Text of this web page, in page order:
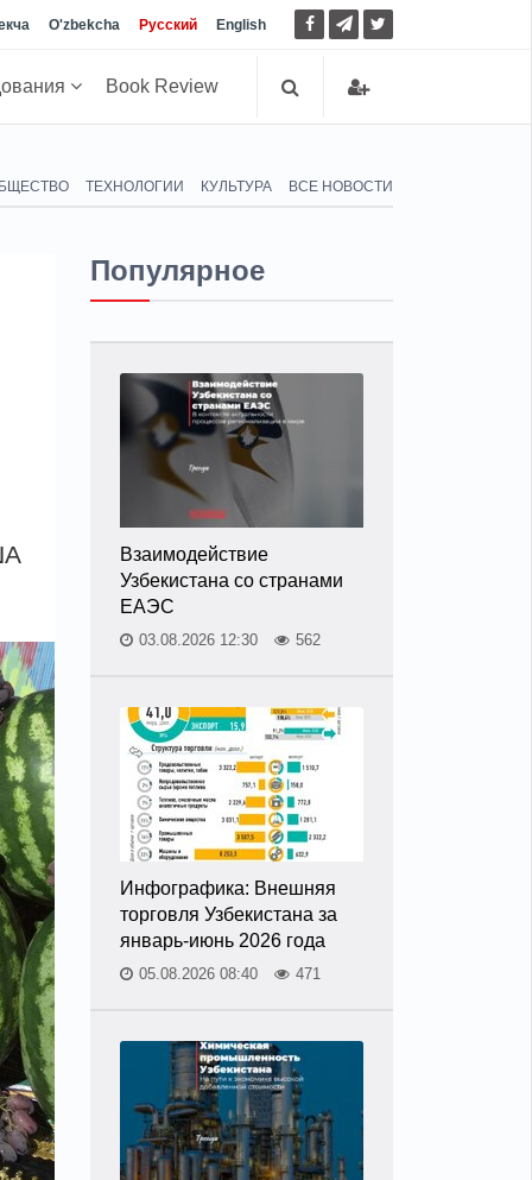
O'zbekcha Русский English
Book Review
ТЕХНОЛОГИИ КУЛЬТУРА ВСЕ НОВОСТИ
Популярное
Взаимодействие
Узбекистана со странами
ЕАЭС
03.08.2026 12:30 562
Инфографика: Внешняя
торговля Узбекистана за
январь-июнь 2026 года
05.08.2026 08:40 471